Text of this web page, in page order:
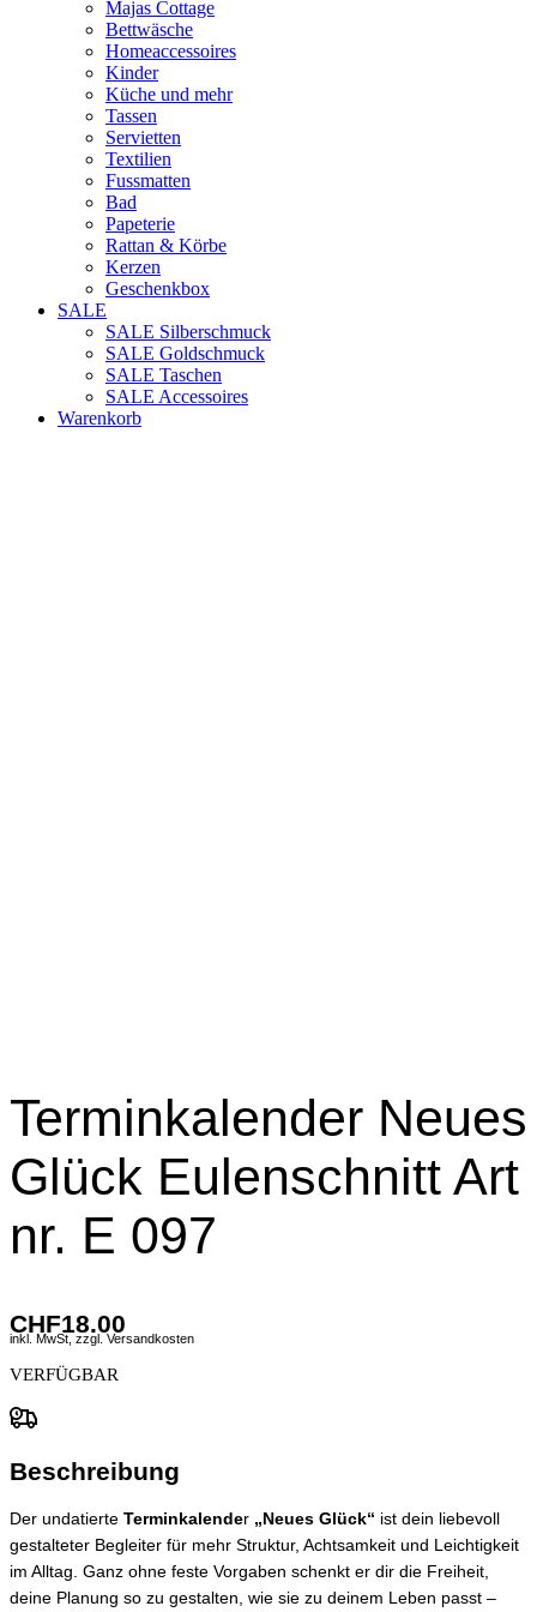
Majas Cottage
Bettwäsche
Homeaccessoires
Kinder
Küche und mehr
Tassen
Servietten
Textilien
Fussmatten
Bad
Papeterie
Rattan & Körbe
Kerzen
Geschenkbox
SALE
SALE Silberschmuck
SALE Goldschmuck
SALE Taschen
SALE Accessoires
Warenkorb
Terminkalender Neues
Glück Eulenschnitt Art
nr. E 097
CHF18.00
inkl. MwSt, zzgl. Versandkosten
VERFÜGBAR
Beschreibung
Der undatierte Terminkalender „Neues Glück“ ist dein liebevoll
gestalteter Begleiter für mehr Struktur, Achtsamkeit und Leichtigkeit
im Alltag. Ganz ohne feste Vorgaben schenkt er dir die Freiheit,
deine Planung so zu gestalten, wie sie zu deinem Leben passt –